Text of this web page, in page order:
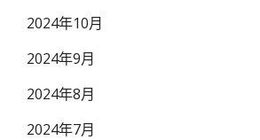
2024年10月
2024年9月
2024年8月
2024年7月